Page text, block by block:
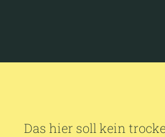
Das hier soll kein